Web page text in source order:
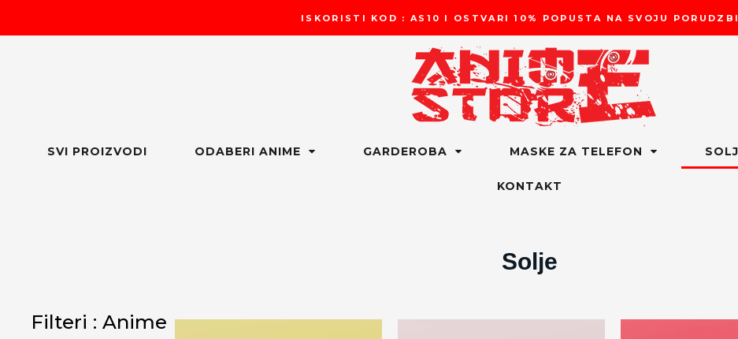
ISKORISTI KOD : AS10 I OSTVARI 10% POPUSTA NA SVOJU
SVI PROIZVODI ODABERI ANIME GARDEROBA MASKE ZA TELEFON
KONTAKT
Solje
Filteri : Anime